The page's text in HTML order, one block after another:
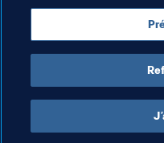
CONDITIONS D'UTILISATION
PORTAIL DE LA FIFA SUR LA
TÉLÉCHARGEMENTS
PARAMÈTRAGE DES COOKIES
Droits d'auteur © 1994 - 2025 FIFA.
Cookie Settings